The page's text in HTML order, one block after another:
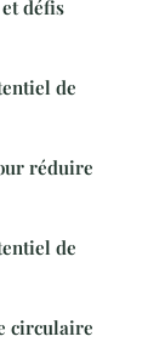
défis
de
réduire
de
circulaire